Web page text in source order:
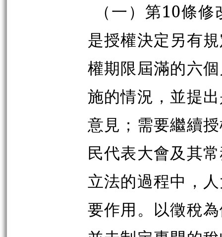
（一）第10條
是授權決定另有
權期限屆滿的六
施的情況，並提
意見；需要繼續
民代表大會及其
立法的過程中，
要作用。以徵稅